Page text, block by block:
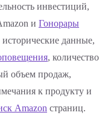
инвестиций,
и Гонорары
данные,
, количество
объем продаж,
к продукту и
Amazon страниц.